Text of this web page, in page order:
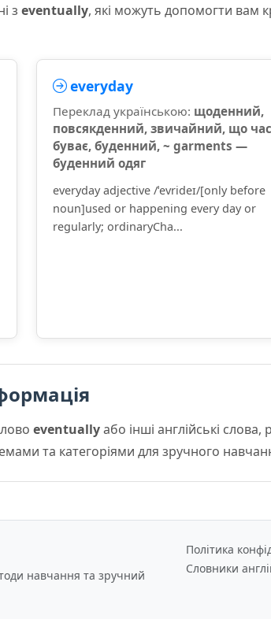
з eventually, які можуть допомогти вам
everyday
Переклад українською: щоденний,
повсякденний, звичайний, що
буває, буденний, ~ garments —
буденний одяг
everyday adjective /ˈevrideɪ/[only before
noun]used or happening every day or
regularly; ordinaryCha...
eventuallyабо інші англійські
та категоріями для зручного
навчання та зручний
Політика
Словники